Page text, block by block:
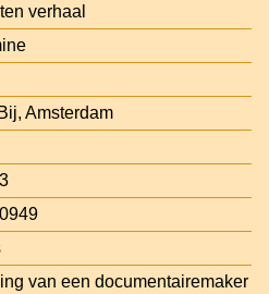
verhaal
Amsterdam
van een documentairemaker